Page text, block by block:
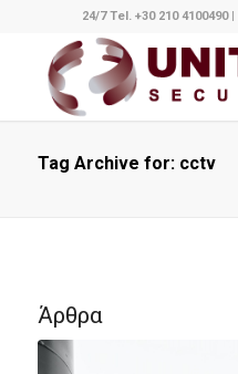
24/7 Tel. +30 210 4100490 |
Tag Archive for: cctv
Άρθρα